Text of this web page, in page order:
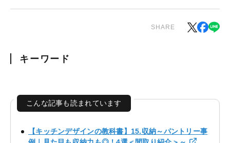
SHARE
キーワード
こんな記事も読まれています
【キッチンデザインの教科書】15.収納～パントリー事